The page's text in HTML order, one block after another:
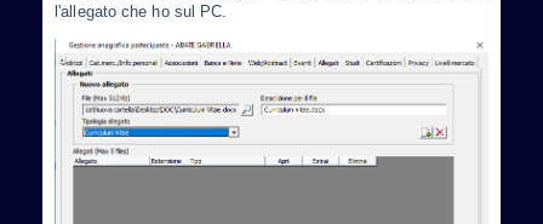
l'allegato che ho sul PC.